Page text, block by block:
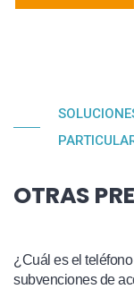
OTRAS
¿Cuál es el
subvenciones de